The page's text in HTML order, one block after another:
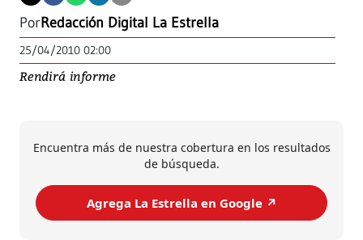
PorRedacción Digital La Estrella
25/04/2010 02:00
Rendirá informe
Encuentra más de nuestra cobertura en los resultados
de búsqueda.
Agrega La Estrella en Google ↗️